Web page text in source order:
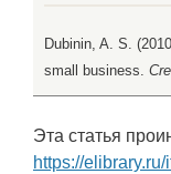
Dubinin, A. S.
small business.
Эта статья
https://